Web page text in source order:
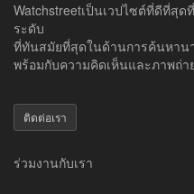
Watchstreetเป็นเวปไซต์ที่ดีที่สุ
ระดับ
ที่ทันสมัยที่สุดในด้านการค้นหาน
พร้อมกับความคิดเห็นและภาพถ่า
ติดต่อเรา
ร่วมงานกับเรา